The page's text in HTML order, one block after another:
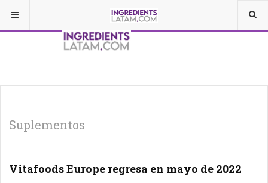
Suplementos
Vitafoods Europe regresa en mayo de 2022